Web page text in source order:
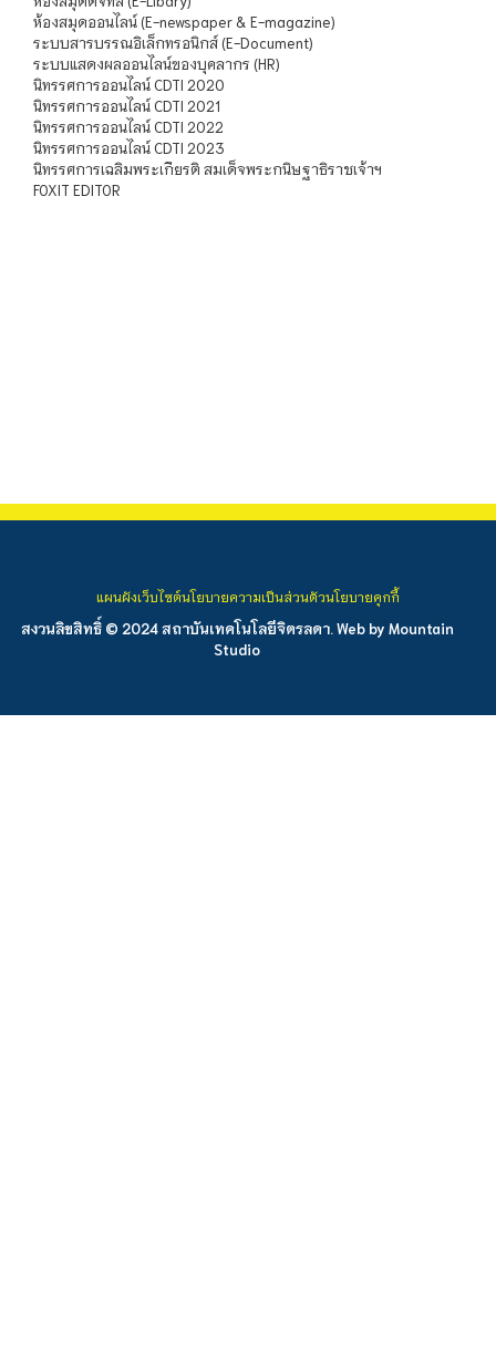
ห้องสมุดออนไลน์ (E-newspaper & E-magazine)
ระบบสารบรรณอิเล็กทรอนิกส์ (E-Document)
ระบบแสดงผลออนไลน์ของบุคลากร (HR)
นิทรรศการออนไลน์ CDTI 2020
นิทรรศการออนไลน์ CDTI 2021
นิทรรศการออนไลน์ CDTI 2022
นิทรรศการออนไลน์ CDTI 2023
นิทรรศการเฉลิมพระเกียรติ สมเด็จพระกนิษฐาธิราชเจ้าฯ
FOXIT EDITOR
สงวนลิขสิทธิ์ © 2024 สถาบันเทคโนโลยีจิตรลดา. Web by Mountain
Studio
แผนผังเว็บไซต์นโยบายความเป็นส่วนตัวนโยบายคุกกี้